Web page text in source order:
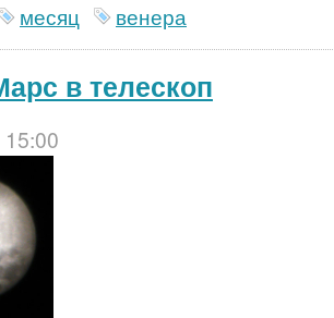
месяц венера
в телескоп